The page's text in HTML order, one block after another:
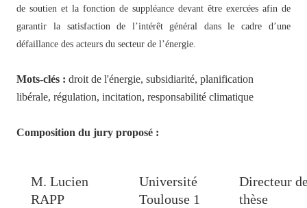
de soutien et la fonction de suppléance devant être exercées afin de
garantir la satisfaction de l’intérêt général dans le cadre d’une
défaillance des acteurs du secteur de l’énergie.
Mots-clés :droit de l'énergie, subsidiarité, planification
libérale, régulation, incitation, responsabilité climatique
Composition du jury proposé :
M. Lucien
RAPP
Université
Toulouse 1
Directeur
thèse